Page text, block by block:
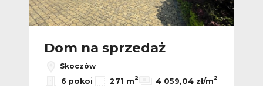
Dom na sprzedaż
Skoczów
6 pokoi
271 m2 4 059,04 zł/m2